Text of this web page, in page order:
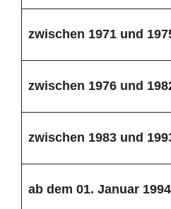
zwischen 1971 und
zwischen 1976 und
zwischen 1983 und
ab dem 01. Januar 1994